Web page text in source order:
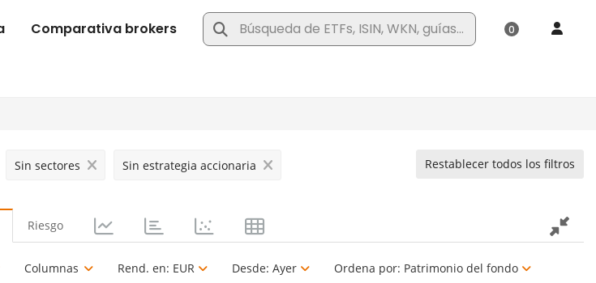
Sin sectores Sin estrategia accionaria Restablecer todos los filtros
Riesgo
Columnas Rend. en: EUR Desde: Ayer Ordena por: Patrimonio del fondo